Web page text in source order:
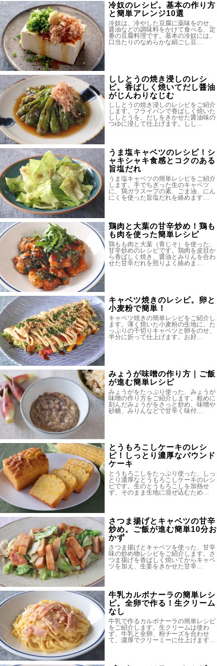
冷奴のレシピ。基本の作り方
と簡単アレンジ10選
冷奴は、冷やした豆腐に薬味をのせ、
醤油などの調味料をかけて食べる、定
番の豆腐料理です。基本の冷奴には、
口当たりのなめらかな絹ごし豆…
ししとうの焼き浸しのレシ
ピ。香ばしく焼いてだし醤油
がじんわりなじむ
ししとうの焼き浸しのレシピをご紹介
します。フライパンで香ばしく焼いた
ししとうを、だしをきかせた醤油味の
つゆに浸して仕上げます。しし…
うま塩キャベツのレシピ！シ
ャキシャキ食感とコクのある
旨塩だれ
うま塩キャベツの簡単レシピをご紹介
します。手でちぎった生のキャベツ
に、鶏ガラスープの素、ごま油、にん
にくを使った旨塩だれを絡めます…
鶏肉と大葉の甘辛炒め！鶏も
も肉を使った簡単レシピ
鶏もも肉と大葉（青じそ）を使った、
甘辛炒めのレシピです。鶏肉を皮目か
ら香ばしく焼き、醤油とみりんを合わ
せた甘辛だれを照りよく絡めま…
キャベツ焼きのレシピ。卵と
小麦粉で簡単！
キャベツ焼きの簡単レシピをご紹介し
ます。薄く焼いた小麦粉の生地に、た
っぷりの千切りキャベツと卵をのせ、
半分に折って仕上げます。お好…
みょうが味噌の作り方｜ご飯
が進む簡単レシピ
みょうがをたっぷり使った、みょうが
味噌の作り方をご紹介します。粗めに
刻んだみょうがをさっと炒め、味噌や
砂糖、みりんなどで甘辛く味付…
とうもろこしケーキのレシ
ピ！しっとり濃厚なパウンド
ケーキ
とうもろこしをたっぷり使った、しっ
とり濃厚なとうもろこしケーキのレシ
ピです。生のとうもろこしを加熱せ
ず、そのまま生地に混ぜ込むため…
さつま揚げとキャベツの甘辛
炒め。ご飯が進む簡単10分お
かず
さつま揚げとキャベツを使った、甘辛
味の炒め物レシピをご紹介します。さ
つま揚げを香ばしく焼いてからキャベ
ツを加え、生姜をきかせた甘辛…
牛乳カルボナーラの簡単レシ
ピ。全卵で作る！生クリーム
なし
牛乳で作るカルボナーラの簡単レシピ
をご紹介します。生クリームは使わ
ず、牛乳と全卵、粉チーズを合わせ
て、濃厚でクリーミーに仕上げます…